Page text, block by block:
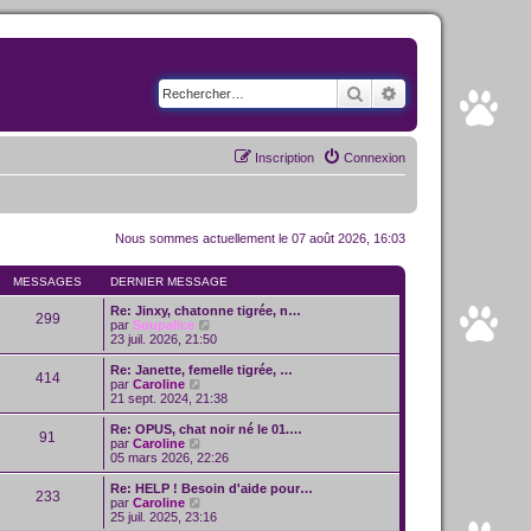
RechercherRecherche
Connexion
Inscription
Nous sommes actuellement le 07 août 2026, 16:03
MESSAGES DERNIER MESSAGE
299
Re: Jinxy, chatonne tigrée, n…
par Soupalice
o
n
s
l
r
e
e
n
23 juil. 2026, 21:50
414
Re: Janette, femelle tigrée, …
par Caroline
o
n
s
l
r
l
e
21 sept. 2024, 21:38
91
Re: OPUS, chat noir né le 01.…
par Caroline
o
n
s
l
05 mars 2026, 22:26
233
Re: HELP ! Besoin d'aide pour…
par Caroline
o
25 juil. 2025, 23:16